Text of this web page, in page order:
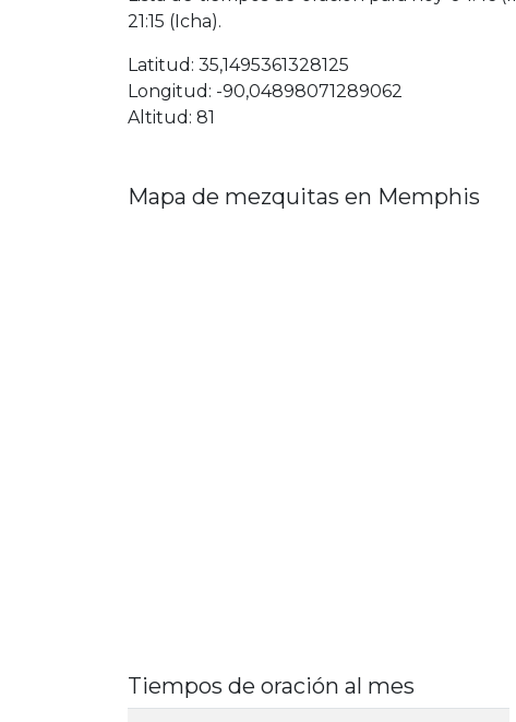
21:15 (Icha).
Latitud: 35,1495361328125
Longitud: -90,04898071289062
Altitud: 81
Mapa de mezquitas en Memphis
Tiempos de oración al mes